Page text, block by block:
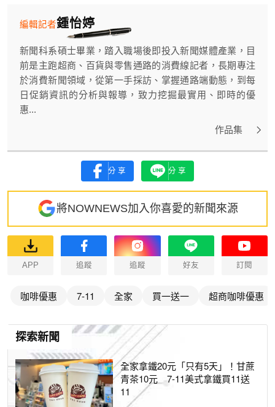
鍾怡婷
編輯記者
新聞科系碩士畢業，踏入職場後即投入新聞媒體產業，目
前是主跑超商、百貨與零售通路的消費線記者，長期專注
於消費新聞領域，從第一手採訪、掌握通路端動態，到每
日促銷資訊的分析與報導，致力挖掘最實用、即時的優
惠...
作品集
分享 分享
將NOWNEWS加入你喜愛的新聞來源
APP 追蹤 追蹤 好友 訂閱
咖啡優惠 7-11 全家 買一送一 超商咖啡優惠
探索新聞
全家拿鐵20元「只有5天」！甘蔗
青茶10元 7-11美式拿鐵買11送
11